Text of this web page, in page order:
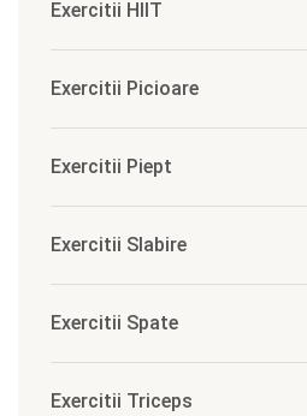
Exercitii HIIT
Exercitii Picioare
Exercitii Piept
Exercitii Slabire
Exercitii Spate
Exercitii Triceps